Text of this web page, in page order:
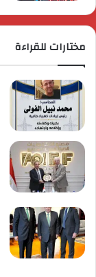
مختارات للقراءة